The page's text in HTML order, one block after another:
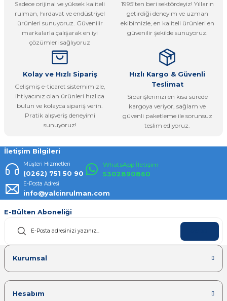
Ürün açıklamasında eksik bilgiler bulunuyor.
Ürün bilgilerinde hatalar bulunuyor.
Ürün fiyatı diğer sitelerden daha pahalı.
Bu ürüne benzer farklı alternatifler olmalı.
Gönder
Sadece orijinal ve yüksek kaliteli
rulman, hırdavat ve endüstriyel
ürünleri sunuyoruz. Güvenilir
markalarla çalışarak en iyi
çözümleri sağlıyoruz
1995’ten beri sektördeyiz! Yılların
getirdiği deneyim ve uzman
ekibimizle, en kaliteli ürünleri en
güvenilir şekilde sunuyoruz.
Kolay ve Hızlı Sipariş
Gelişmiş e-ticaret sistemimizle,
ihtiyacınız olan ürünleri hızlıca
bulun ve kolayca sipariş verin.
Pratik alışveriş deneyimi
sunuyoruz!
Hızlı Kargo & Güvenli
Teslimat
Siparişlerinizi en kısa sürede
kargoya veriyor, sağlam ve
güvenli paketleme ile sorunsuz
teslim ediyoruz.
İletişim Bilgileri
Müşteri Hizmetleri
(0262) 751 50 90
WhatsApp İletişim
5302890860
E-Posta Adresi
info@yalcinrulman.com
E-Bülten Aboneliği
Kurumsal
Hesabım